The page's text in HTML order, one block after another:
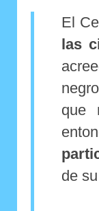
El
las
que
de